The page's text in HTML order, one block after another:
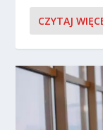
CZYTAJ